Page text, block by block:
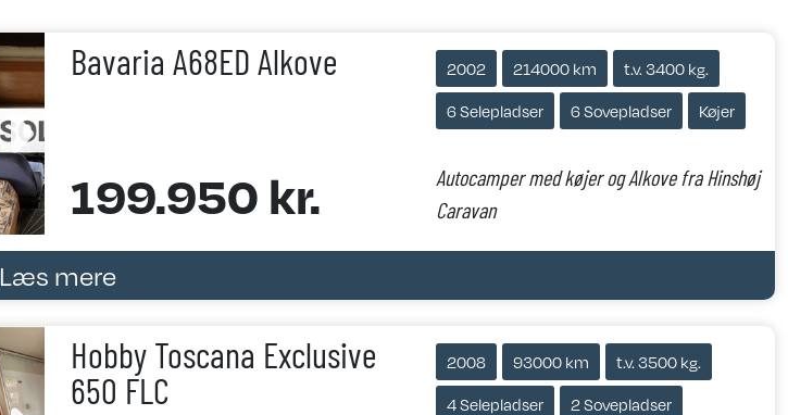
Bavaria A68ED Alkove
199.950 kr.
2002 214000 km t.v. 3400 kg.
6 Selepladser 6 Sovepladser Køjer
Autocamper med køjer og Alkove fra Hinshøj
Caravan
Læs mere
Hobby Toscana Exclusive
650 FLC
2008 93000 km t.v. 3500 kg.
4 Selepladser 2 Sovepladser